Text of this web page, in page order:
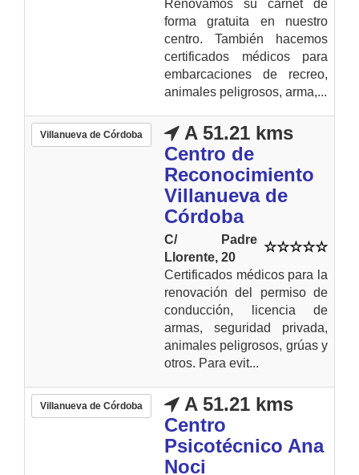
Renovamos su carnet de
forma gratuita en nuestro
centro. También hacemos
certificados médicos para
embarcaciones de recreo,
animales peligrosos, arma,...
Villanueva de Córdoba
A 51.21 kms
Centro de
Reconocimiento
Villanueva de
Córdoba
C/ Padre
Llorente, 20
Certificados médicos para la
renovación del permiso de
conducción, licencia de
armas, seguridad privada,
animales peligrosos, grúas y
otros. Para evit...
Villanueva de Córdoba
A 51.21 kms
Centro
Psicotécnico Ana
Noci